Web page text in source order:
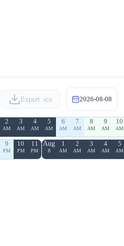
Export .ics 2026-08-08
2
AM
3
AM
4
AM
5
AM
6
AM
7
AM
8
AM
9
AM
10
AM
9
PM
10
PM
11
PM
Aug
8
1
AM
2
AM
3
AM
4
AM
5
AM